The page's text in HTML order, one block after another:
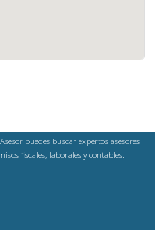
puedes buscar expertos asesores
fiscales, laborales y contables.